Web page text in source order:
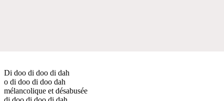
Di doo di doo di dah
o di doo di doo dah
mélancolique et désabusée